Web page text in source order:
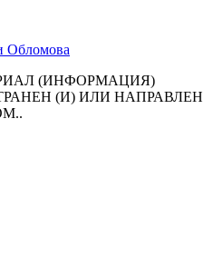
Обломова
(ИНФОРМАЦИЯ)
(И) ИЛИ НАПРАВЛЕН